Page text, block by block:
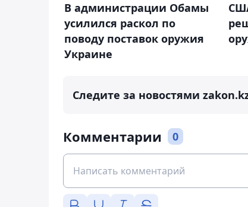
В администрации Обамы
усилился раскол по
поводу поставок оружия
Украине
Следите за новостями
Комментарии 0